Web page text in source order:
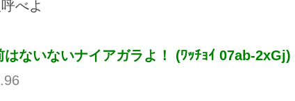
べよ
はないないナイアガラよ！ (ﾜｯﾁｮｲ 07ab-2xGj)